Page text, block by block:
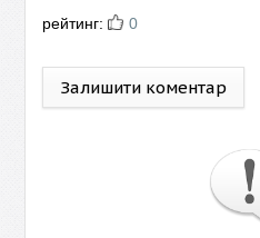
рейтинг: 0
Залишити коментар